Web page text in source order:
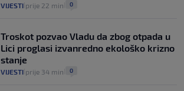
VIJESTI prije 22 min 0
Troskot pozvao Vladu da zbog otpada u
Lici proglasi izvanredno ekološko krizno
stanje
VIJESTI prije 34 min 0